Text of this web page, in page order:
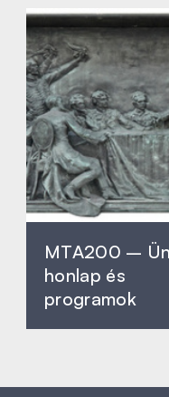
MTA200 –
honlap és
programok